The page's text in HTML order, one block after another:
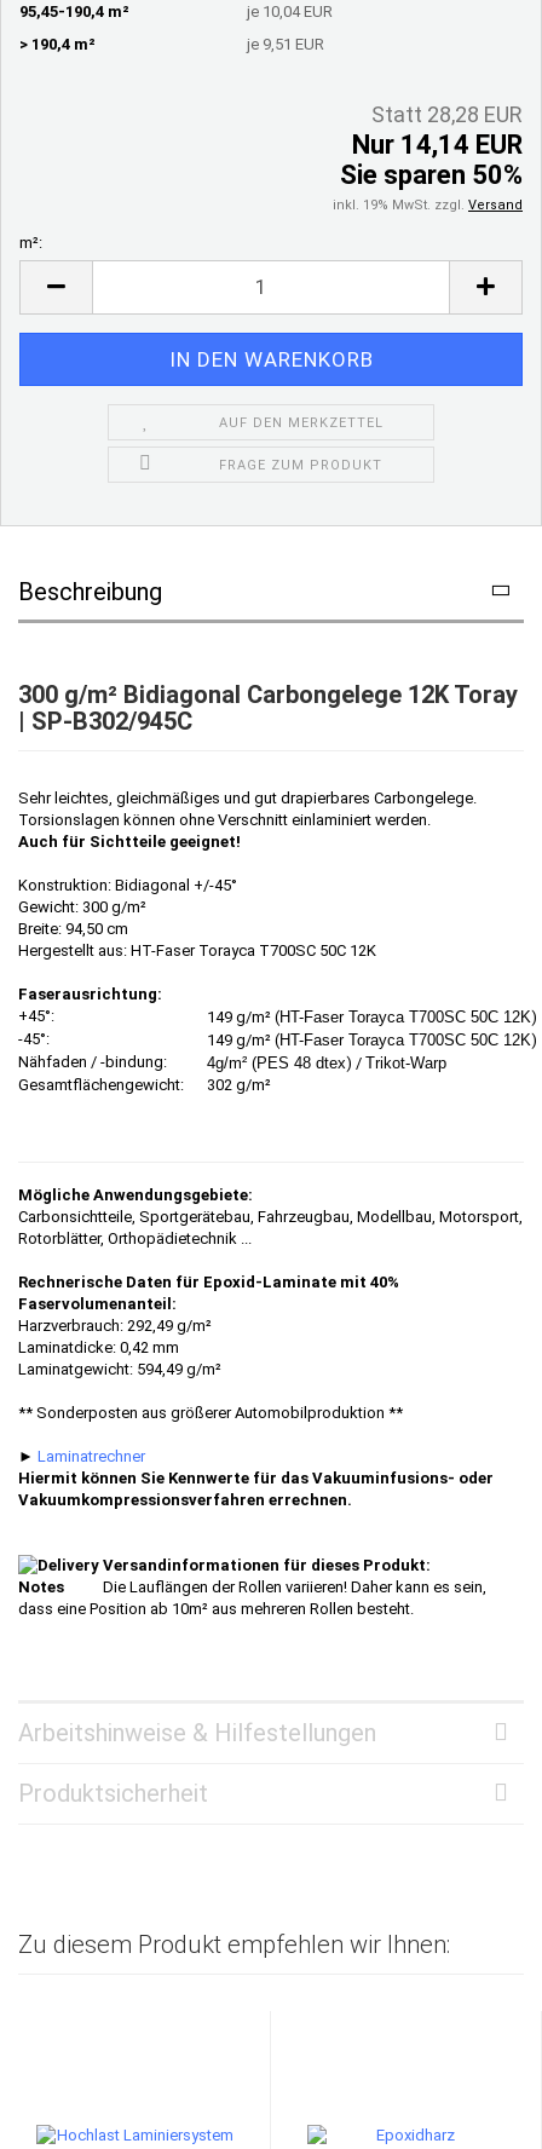
95,45-190,4 m²
je 10,04 EUR
> 190,4 m²
je 9,51 EUR
Statt 28,28 EUR
Nur 14,14 EUR
Sie sparen 50%
inkl. 19% MwSt. zzgl. Versand
m²:
AUF DEN MERKZETTEL
FRAGE ZUM PRODUKT
Beschreibung
300 g/m² Bidiagonal Carbongelege 12K Toray
| SP-B302/945C
Sehr leichtes, gleichmäßiges und gut drapierbares Carbongelege.
Torsionslagen können ohne Verschnitt einlaminiert werden.
Auch für Sichtteile geeignet!
Konstruktion: Bidiagonal +/-45°
Gewicht: 300 g/m²
Breite: 94,50 cm
Hergestellt aus: HT-Faser Torayca T700SC 50C 12K
Faserausrichtung:
+45°:
149 g/m² (HT-Faser Torayca T700SC 50C 12K)
-45°:
149 g/m² (HT-Faser Torayca T700SC 50C 12K)
Nähfaden / -bindung:
4g/m² (PES 48 dtex) / Trikot-Warp
Gesamtflächengewicht:
302 g/m²
Mögliche Anwendungsgebiete:
Carbonsichtteile, Sportgerätebau, Fahrzeugbau, Modellbau, Motorsport,
Rotorblätter, Orthopädietechnik ...
Rechnerische Daten für Epoxid-Laminate mit 40%
Faservolumenanteil:
Harzverbrauch: 292,49 g/m²
Laminatdicke: 0,42 mm
Laminatgewicht: 594,49 g/m²
** Sonderposten aus größerer Automobilproduktion **
► Laminatrechner
Hiermit können Sie Kennwerte für das Vakuuminfusions- oder
Vakuumkompressionsverfahren errechnen.
Versandinformationen für dieses Produkt:
Die Lauflängen der Rollen variieren! Daher kann es sein,
dass eine Position ab 10m² aus mehreren Rollen besteht.
Arbeitshinweise & Hilfestellungen
Produktsicherheit
Zu diesem Produkt empfehlen wir Ihnen: